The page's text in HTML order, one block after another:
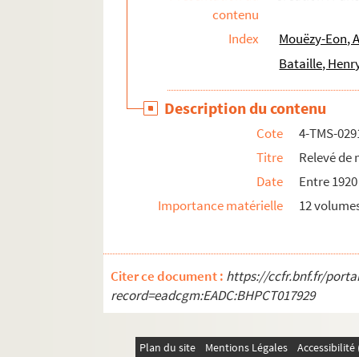
Marcel Pagnol. Topaze : comédie en 4 actes.
Maurice Donnay. Le torrent : comédie en 4
Léon Gandillot. La tortue : vaudeville en 3
Victorien Sardou. La Tosca : pièce en 5
Roger-Ferdinand. Touche à tout : comédie
Charles de Courcy. Toujours! : comédie en 1
Sacha Guitry. Un tour au paradis : comédie
Robert Trémois et Raoul Praxy. Un tour de
Frédéric Gaillardet, Alexandre Dumas. La
Ernest Morel. Le tour du monde d'un enfant
Gabriel Timmory, Maurice de Marsan. Le
Adolphe d'Ennery, Jules Verne. Le tour du
contenu
Index
Mouëzy-Eon,
Bataille,
Description du contenu
Cote
4-TMS-
Titre
Relevé de
Date
Entre
Importance matérielle
12
Citer ce document : https://ccfr.bnf.fr/
record=eadcgm:EADC:BHPCT017929
Plan du site Mentions Légales